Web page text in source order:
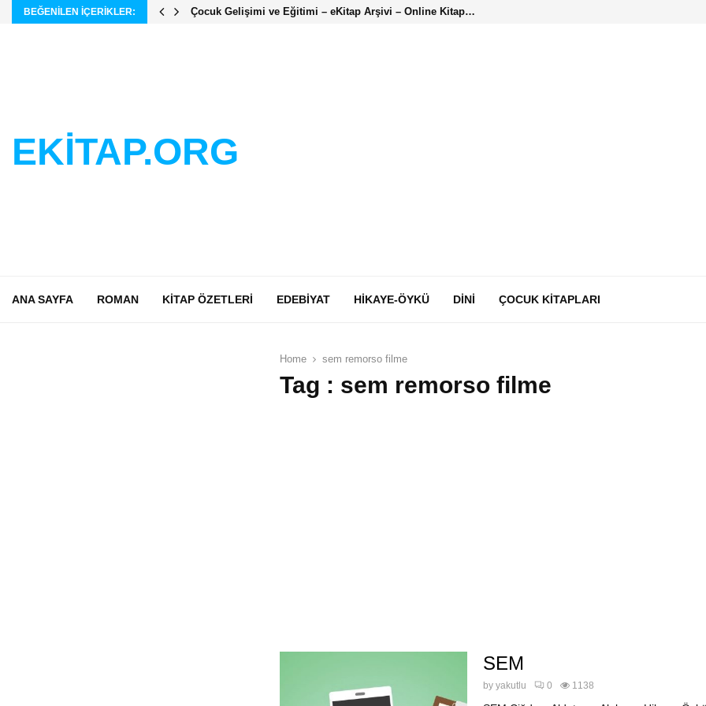
BEĞENILEN IÇERIKLER: Çocuk Gelişimi ve Eğitimi – eKitap Arşivi – Online Kitap…
EKİTAP.ORG
ANA SAYFA ROMAN KITAP ÖZETLERI EDEBIYAT HIKAYE-ÖYKÜ DINI ÇOCUK KITAPLARI
Home sem remorso filme
Tag : sem remorso filme
SEM
by yakutlu 0 1138